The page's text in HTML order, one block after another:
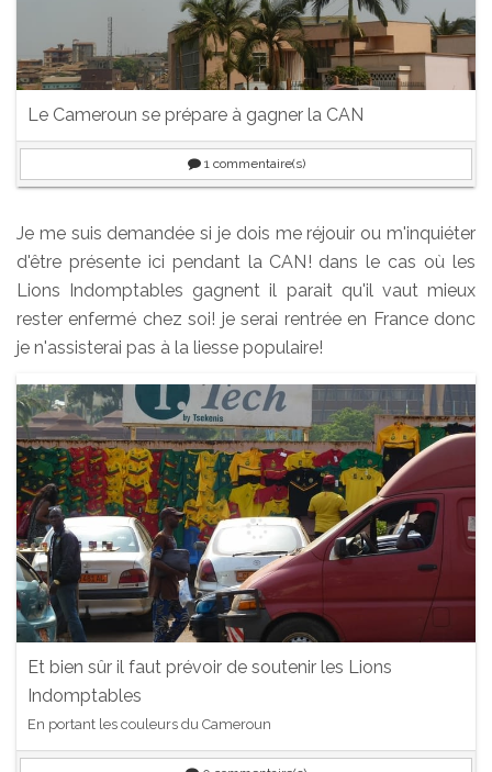
Le Cameroun se prépare à gagner la CAN
1 commentaire(s)
Je me suis demandée si je dois me réjouir ou m'inquiéter
d'être présente ici pendant la CAN! dans le cas où les
Lions Indomptables gagnent il parait qu'il vaut mieux
rester enfermé chez soi! je serai rentrée en France donc
je n'assisterai pas à la liesse populaire!
Et bien sûr il faut prévoir de soutenir les Lions
Indomptables
En portant les couleurs du Cameroun